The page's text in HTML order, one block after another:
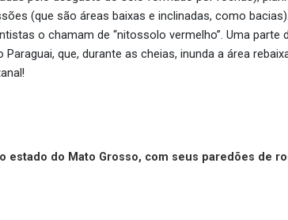
(que são áreas baixas e inclinadas, como bacias
o chamam de “nitossolo vermelho”. Uma
que, durante as cheias, inunda a área
estado do Mato Grosso, com seus paredões de